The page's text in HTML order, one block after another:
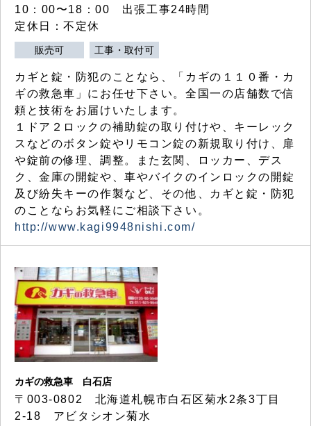
10：00〜18：00 出張工事24時間
定休日：不定休
販売可 工事・取付可
カギと錠・防犯のことなら、「カギの１１０番・カ
ギの救急車」にお任せ下さい。全国一の店舗数で信
頼と技術をお届けいたします。
１ドア２ロックの補助錠の取り付けや、キーレック
スなどのボタン錠やリモコン錠の新規取り付け、扉
や錠前の修理、調整。また玄関、ロッカー、デス
ク、金庫の開錠や、車やバイクのインロックの開錠
及び紛失キーの作製など、その他、カギと錠・防犯
のことならお気軽にご相談下さい。
http://www.kagi9948nishi.com/
カギの救急車 白石店
〒003-0802 北海道札幌市白石区菊水2条3丁目
2-18 アビタシオン菊水